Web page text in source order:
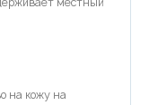
на кожу на